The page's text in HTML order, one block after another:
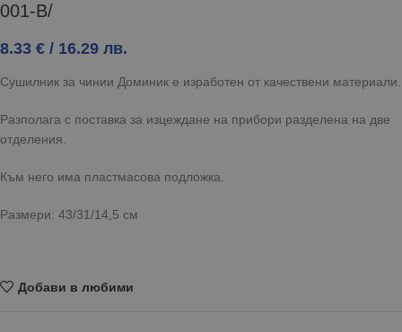
001-В/
8.33 € / 16.29 лв.
Сушилник за чинии Доминик е изработен от качествени материали.
Разполага с поставка за изцеждане на прибори разделена на две
отделения.
Към него има пластмасова подложка.
Размери: 43/31/14,5 см
Добави в любими